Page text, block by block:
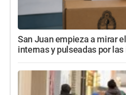
San Juan empieza a mirar
internas y pulseadas por